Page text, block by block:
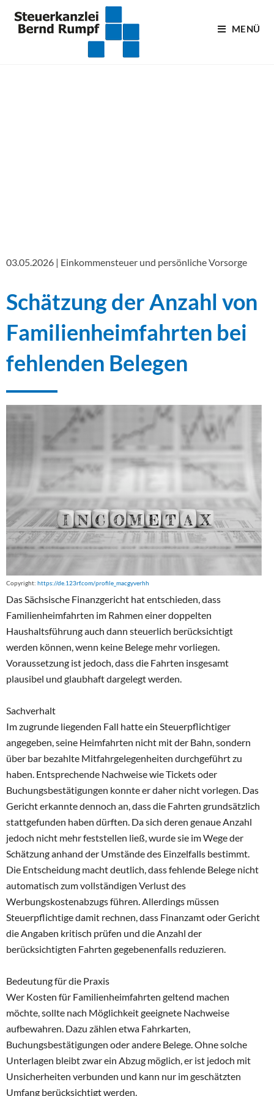
MENÜ
03.05.2026 | Einkommensteuer und persönliche Vorsorge
Schätzung der Anzahl von
Familienheimfahrten bei
fehlenden Belegen
Copyright: https://de.123rf.com/profile_macgyverhh
Das Sächsische Finanzgericht hat entschieden, dass
Familienheimfahrten im Rahmen einer doppelten
Haushaltsführung auch dann steuerlich berücksichtigt
werden können, wenn keine Belege mehr vorliegen.
Voraussetzung ist jedoch, dass die Fahrten insgesamt
plausibel und glaubhaft dargelegt werden.
Sachverhalt
Im zugrunde liegenden Fall hatte ein Steuerpflichtiger
angegeben, seine Heimfahrten nicht mit der Bahn, sondern
über bar bezahlte Mitfahrgelegenheiten durchgeführt zu
haben. Entsprechende Nachweise wie Tickets oder
Buchungsbestätigungen konnte er daher nicht vorlegen. Das
Gericht erkannte dennoch an, dass die Fahrten grundsätzlich
stattgefunden haben dürften. Da sich deren genaue Anzahl
jedoch nicht mehr feststellen ließ, wurde sie im Wege der
Schätzung anhand der Umstände des Einzelfalls bestimmt.
Die Entscheidung macht deutlich, dass fehlende Belege nicht
automatisch zum vollständigen Verlust des
Werbungskostenabzugs führen. Allerdings müssen
Steuerpflichtige damit rechnen, dass Finanzamt oder Gericht
die Angaben kritisch prüfen und die Anzahl der
berücksichtigten Fahrten gegebenenfalls reduzieren.
Bedeutung für die Praxis
Wer Kosten für Familienheimfahrten geltend machen
möchte, sollte nach Möglichkeit geeignete Nachweise
aufbewahren. Dazu zählen etwa Fahrkarten,
Buchungsbestätigungen oder andere Belege. Ohne solche
Unterlagen bleibt zwar ein Abzug möglich, er ist jedoch mit
Unsicherheiten verbunden und kann nur im geschätzten
Umfang berücksichtigt werden.